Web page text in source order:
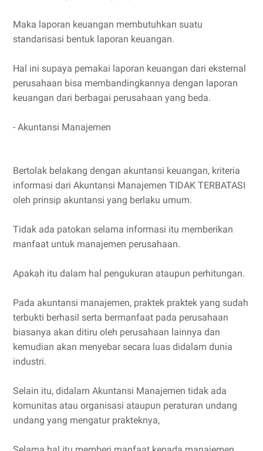
Maka laporan keuangan membutuhkan suatu
standarisasi bentuk laporan keuangan.
Hal ini supaya pemakai laporan keuangan dari eksternal
perusahaan bisa membandingkannya dengan laporan
keuangan dari berbagai perusahaan yang beda.
- Akuntansi Manajemen
Bertolak belakang dengan akuntansi keuangan, kriteria
informasi dari Akuntansi Manajemen TIDAK TERBATASI
oleh prinsip akuntansi yang berlaku umum.
Tidak ada patokan selama informasi itu memberikan
manfaat untuk manajemen perusahaan.
Apakah itu dalam hal pengukuran ataupun perhitungan.
Pada akuntansi manajemen, praktek praktek yang sudah
terbukti berhasil serta bermanfaat pada perusahaan
biasanya akan ditiru oleh perusahaan lainnya dan
kemudian akan menyebar secara luas didalam dunia
industri.
Selain itu, didalam Akuntansi Manajemen tidak ada
komunitas atau organisasi ataupun peraturan undang
undang yang mengatur prakteknya,